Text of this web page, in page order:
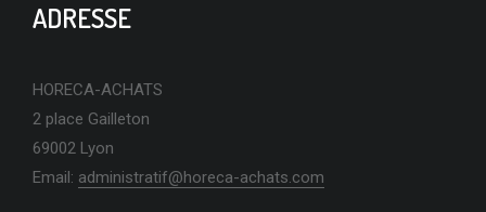
ADRESSE
HORECA-ACHATS
2 place Gailleton
69002 Lyon
Email: administratif@horeca-achats.com